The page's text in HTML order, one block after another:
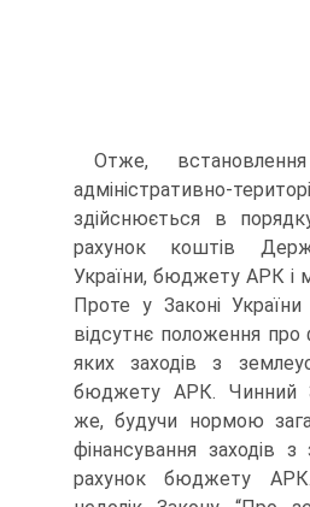
Отже,
адміністративно-
здійснюється в
рахунок коштів
України, бюджету АРК і
Проте у Законі України
відсутнє положення про
яких заходів з
бюджету АРК. Чинний
же, будучи нормою
фінансування заходів
рахунок бюджету